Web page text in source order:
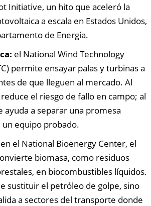
Initiative, un hito que aceleró la
a escala en Estados Unidos,
de Energía.
el National Wind Technology
permite ensayar palas y turbinas a
de que lleguen al mercado. Al
el riesgo de fallo en campo; al
ayuda a separar una promesa
equipo probado.
en el National Bioenergy Center, el
biomasa, como residuos
en biocombustibles líquidos.
sustituir el petróleo de golpe, sino
a sectores del transporte donde